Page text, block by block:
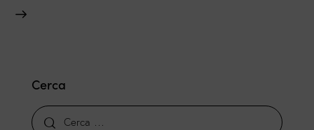
Cerca